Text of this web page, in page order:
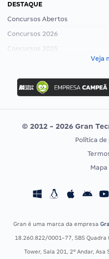
DESTAQUE
Concursos Abertos
Concursos 2026
Concursos 2025
Concurso Ibama
Concurso MPU
Editais publicados
CONCURSOS POR PROFISSÃO
Concursos Fiscais
Concursos Saúde
Veja
© 2012 - 2026 Gran
Política
Gran é uma marca da empresa
18.260.822/0001-77, SBS
Tower, Sala 201, 2º Andar, Asa